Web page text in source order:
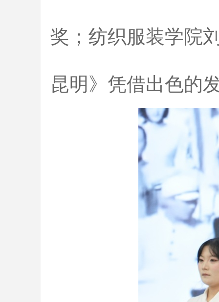
奖；纺织服装学院
昆明》凭借出色的